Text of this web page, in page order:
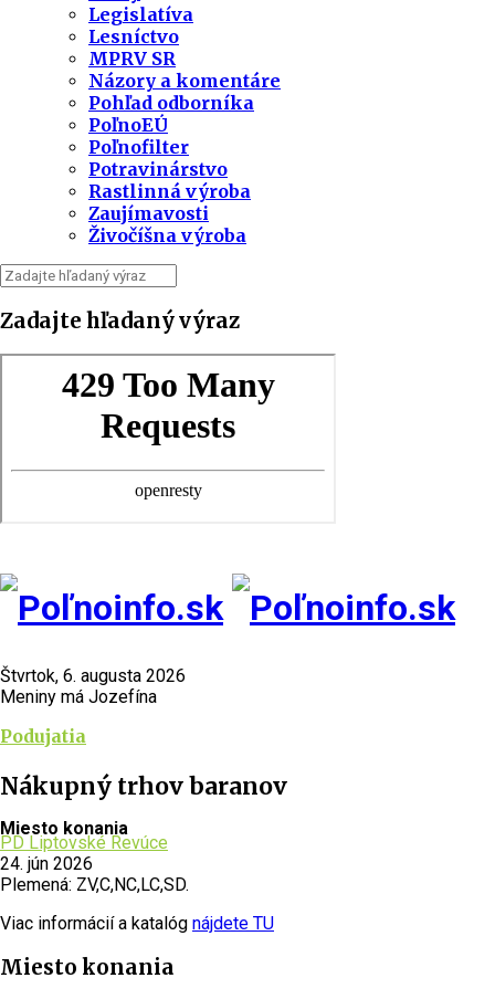
Legislatíva
Lesníctvo
MPRV SR
Názory a komentáre
Pohľad odborníka
PoľnoEÚ
Poľnofilter
Potravinárstvo
Rastlinná výroba
Zaujímavosti
Živočíšna výroba
Zadajte hľadaný výraz
Štvrtok, 6. augusta 2026
Meniny má Jozefína
Podujatia
Nákupný trhov baranov
Miesto konania
PD Liptovské Revúce
24. jún 2026
Plemená: ZV,C,NC,LC,SD.
Viac informácií a katalóg nájdete TU
Miesto konania